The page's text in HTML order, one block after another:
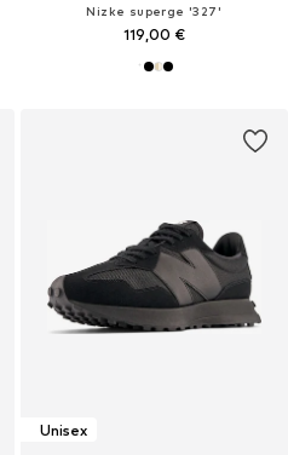
Nizke superge '327'
119,00 €
Unisex